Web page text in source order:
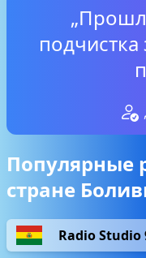
подчистка
Популярные
стране
Radio Studio